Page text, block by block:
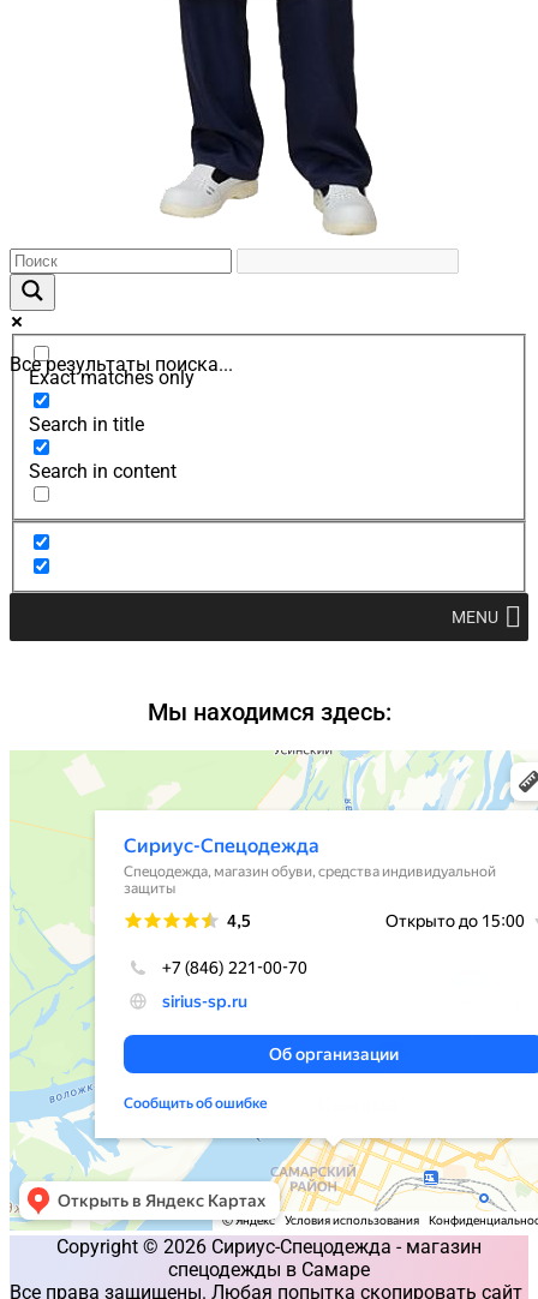
Все результаты поиска...
Exact matches only
Search in title
Search in content
MENU
Мы находимся здесь:
Copyright © 2026 Сириус-Спецодежда - магазин
спецодежды в Самаре
Все права защищены. Любая попытка скопировать сайт